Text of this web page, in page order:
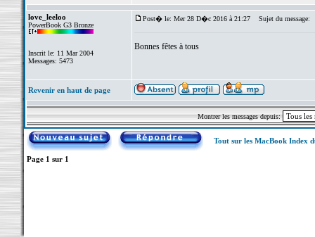
love_leeloo
PowerBook G3 Bronze
Inscrit le: 11 Mar 2004
Messages: 5473
Post� le: Mer 28 D�c 2016 à 21:27 Sujet du message:
Bonnes fêtes à tous
Revenir en haut de page
Montrer les messages depuis:
Tout sur les MacBook Index
Page 1 sur 1